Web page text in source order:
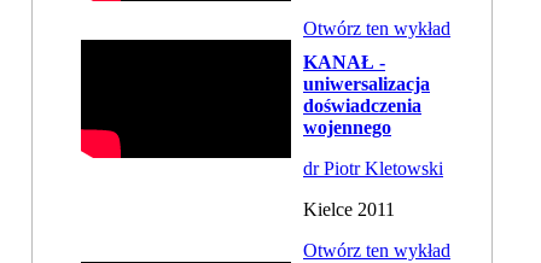
Otwórz ten wykład
KANAŁ -
uniwersalizacja
doświadczenia
wojennego
dr Piotr Kletowski
Kielce 2011
Otwórz ten wykład